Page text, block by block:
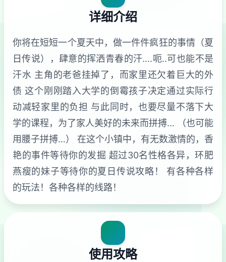
详细介绍
你将在短短一个夏天中，做一件件疯狂的事情（夏
日传说），肆意的挥洒青春的汗….呃..可也能不是
汗水 主角的老爸挂掉了，而家里还欠着巨大的外
债 这个刚刚踏入大学的倒霉孩子决定通过实际行
动减轻家里的负担 与此同时，也要尽量不落下大
学的课程，为了家人美好的未来而拼搏… （也可能
用腰子拼搏…） 在这个小镇中，有无数激情的，香
艳的事件等待你的发掘 超过30名性格各异，环肥
燕瘦的妹子等待你的夏日传说攻略！ 有各种各样
的玩法！各种各样的线路！
使用攻略